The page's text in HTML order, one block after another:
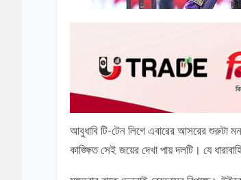
আবুধাবি টি-টেন লিগে এবারের আসরের শুরুটা
কাঙ্ক্ষিত সেই জয়ের দেখা পায় দলটি। যে